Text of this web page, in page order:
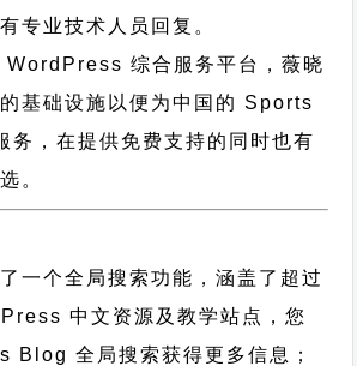
专业技术人员回复。
WordPress 综合服务平台，薇晓
基础设施以便为中国的 Sports
务，在提供免费支持的同时也有
。
一个全局搜索功能，涵盖了超过
中文资源及教学站点，您
Blog 全局搜索获得更多信息；